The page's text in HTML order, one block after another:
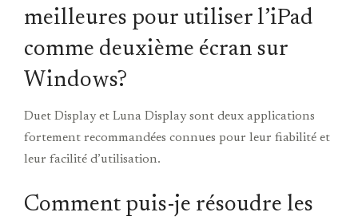
meilleures pour utiliser l’iPad
comme deuxième écran sur
Windows?
Duet Display et Luna Display sont deux applications
fortement recommandées connues pour leur fiabilité et
leur facilité d’utilisation.
Comment puis-je résoudre les